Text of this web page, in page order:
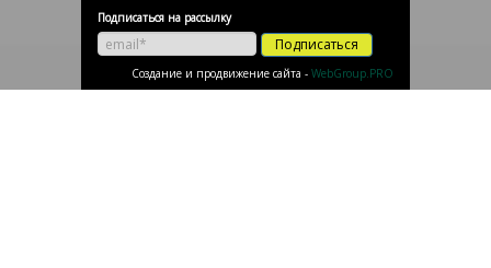
Подписаться на рассылку
Подписаться
Создание и продвижение сайта - WebGroup.PRO